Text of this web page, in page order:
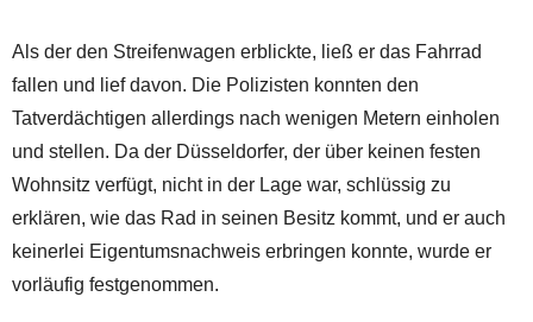
Als der den Streifenwagen erblickte, ließ er das Fahrrad
fallen und lief davon. Die Polizisten konnten den
Tatverdächtigen allerdings nach wenigen Metern einholen
und stellen. Da der Düsseldorfer, der über keinen festen
Wohnsitz verfügt, nicht in der Lage war, schlüssig zu
erklären, wie das Rad in seinen Besitz kommt, und er auch
keinerlei Eigentumsnachweis erbringen konnte, wurde er
vorläufig festgenommen.